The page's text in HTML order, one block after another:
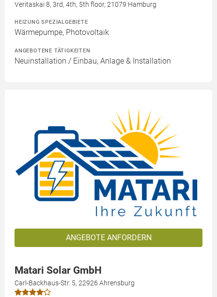
Veritaskai 8, 3rd, 4th, 5th floor, 21079 Hamburg
HEIZUNG SPEZIALGEBIETE
Wärmepumpe, Photovoltaik
ANGEBOTENE TÄTIGKEITEN
Neuinstallation / Einbau, Anlage & Installation
ANGEBOTE ANFORDERN
Matari Solar GmbH
Carl-Backhaus-Str. 5, 22926 Ahrensburg